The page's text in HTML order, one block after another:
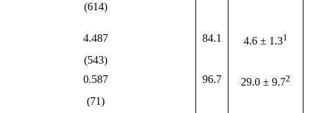
(614)
4.487 84.1 4.6 ± 1.31
(543)
0.587 96.7 29.0 ± 9.72
(71)